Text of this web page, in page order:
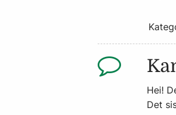
Hei!
Det